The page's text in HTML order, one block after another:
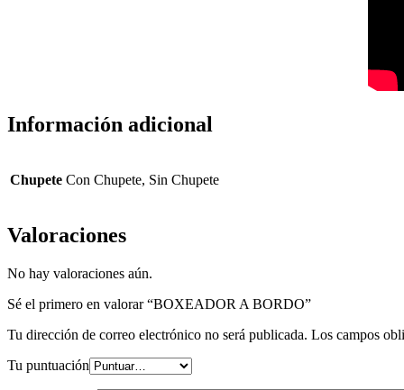
Información adicional
Chupete Con Chupete, Sin Chupete
Valoraciones
No hay valoraciones aún.
Sé el primero en valorar “BOXEADOR A BORDO”
Tu dirección de correo electrónico no será publicada. Los campos
Tu puntuación